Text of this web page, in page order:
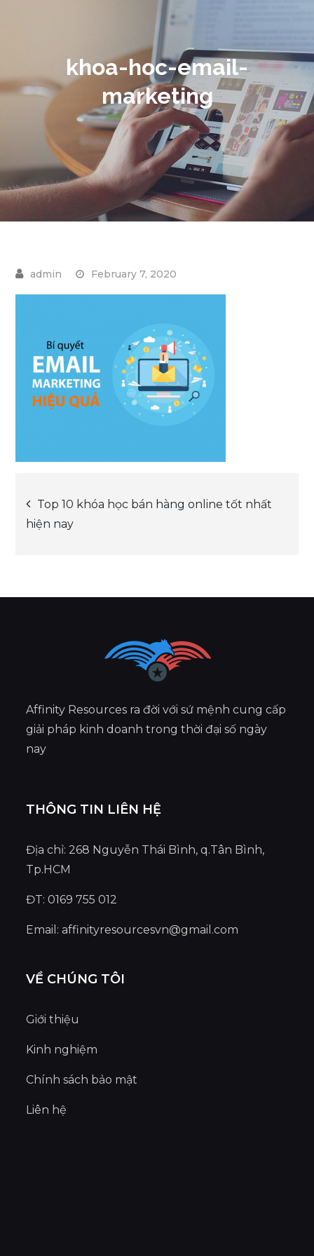
khoa-hoc-email-
marketing
February 7, 2020
Post
Top 10 khóa học bán hàng online tốt nhất
hiện nay
Affinity Resources ra đời với sứ mệnh cung cấp
giải pháp kinh doanh trong thời đại số ngày
nay
THÔNG TIN LIÊN HỆ
Địa chỉ: 268 Nguyễn Thái Bình, q.Tân Bình,
Tp.HCM
ĐT: 0169 755 012
Email:affinityresourcesvn@gmail.com
VỀ CHÚNG TÔI
Giới thiệu
Kinh nghiệm
Chính sách bảo mật
Liên hệ